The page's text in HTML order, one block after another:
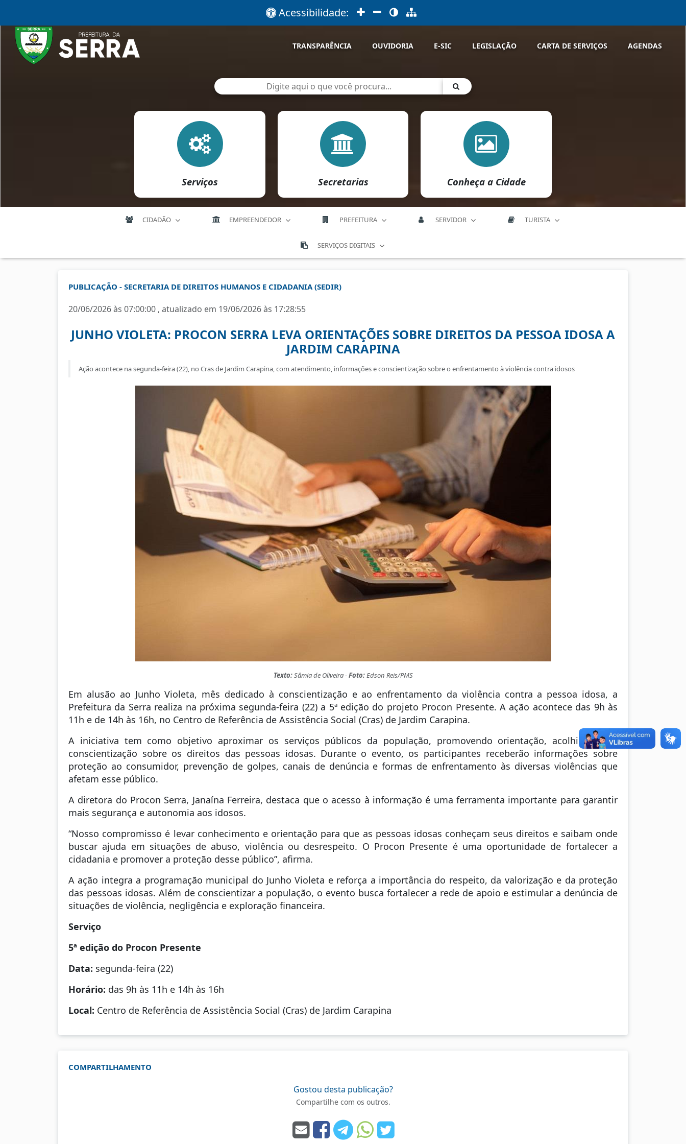
Acessibilidade:
TRANSPARÊNCIA OUVIDORIA E-SIC LEGISLAÇÃO CARTA DE SERVIÇOS AGENDAS
Serviços Secretarias Conheça a Cidade
CIDADÃO EMPREENDEDOR PREFEITURA SERVIDOR TURISTA
SERVIÇOS DIGITAIS
PUBLICAÇÃO - SECRETARIA DE DIREITOS HUMANOS E CIDADANIA (SEDIR)
20/06/2026 às 07:00:00 , atualizado em 19/06/2026 às 17:28:55
JUNHO VIOLETA: PROCON SERRA LEVA ORIENTAÇÕES SOBRE DIREITOS DA PESSOA IDOSA A
JARDIM CARAPINA
Ação acontece na segunda-feira (22), no Cras de Jardim Carapina, com atendimento, informações e conscientização sobre o enfrentamento à violência contra idosos
Texto:Sâmia de Oliveira -Foto:Edson Reis/PMS
Em alusão ao Junho Violeta, mês dedicado à conscientização e ao enfrentamento da violência contra a pessoa idosa, a
Prefeitura da Serra realiza na próxima segunda-feira (22) a 5ª edição do projeto Procon Presente. A ação acontece das 9h às
11h e de 14h às 16h, no Centro de Referência de Assistência Social (Cras) de Jardim Carapina.
A iniciativa tem como objetivo aproximar os serviços públicos da população, promovendo orientação, acolhimento e
conscientização sobre os direitos das pessoas idosas. Durante o evento, os participantes receberão informações sobre
proteção ao consumidor, prevenção de golpes, canais de denúncia e formas de enfrentamento às diversas violências que
afetam esse público.
A diretora do Procon Serra, Janaína Ferreira, destaca que o acesso à informação é uma ferramenta importante para garantir
mais segurança e autonomia aos idosos.
“Nosso compromisso é levar conhecimento e orientação para que as pessoas idosas conheçam seus direitos e saibam onde
buscar ajuda em situações de abuso, violência ou desrespeito. O Procon Presente é uma oportunidade de fortalecer a
cidadania e promover a proteção desse público”, afirma.
A ação integra a programação municipal do Junho Violeta e reforça a importância do respeito, da valorização e da proteção
das pessoas idosas. Além de conscientizar a população, o evento busca fortalecer a rede de apoio e estimular a denúncia de
situações de violência, negligência e exploração financeira.
Serviço
5ª edição do Procon Presente
Data: segunda-feira (22)
Horário: das 9h às 11h e 14h às 16h
Local: Centro de Referência de Assistência Social (Cras) de Jardim Carapina
COMPARTILHAMENTO
Gostou desta publicação?
Compartilhe com os outros.